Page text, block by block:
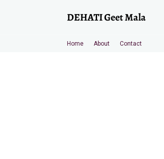
DEHATI Geet Mala
Home About Contact